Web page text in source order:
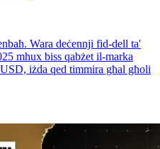
Wara deċennji fid-dell ta'
mhux biss qabżet il-marka
iżda qed timmira għal għoli